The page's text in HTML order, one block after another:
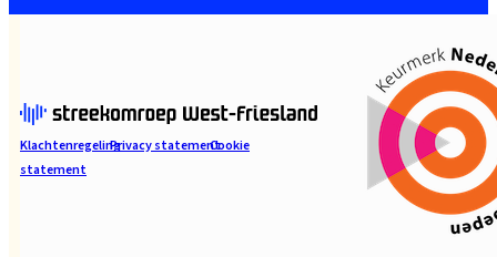
KlachtenregelingPrivacy statementCookie
statement